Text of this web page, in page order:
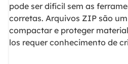
pode ser difícil sem as
corretas. Arquivos ZIP são
compactar e proteger
los requer conhecimento de